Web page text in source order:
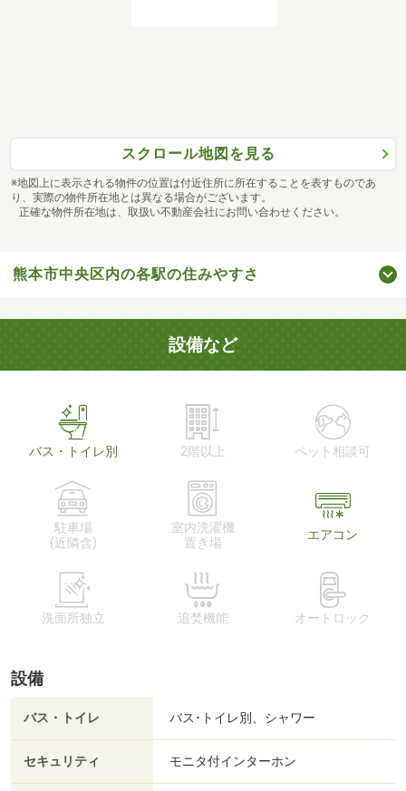
スクロール地図を見る
※地図上に表示される物件の位置は付近住所に所在することを表すものであ
り、実際の物件所在地とは異なる場合がございます。
正確な物件所在地は、取扱い不動産会社にお問い合わせください。
熊本市中央区内の各駅の住みやすさ
設備など
バス・トイレ別 2階以上 ペット相談可
駐車場
(近隣含)
室内洗濯機
置き場
エアコン
洗面所独立 追焚機能 オートロック
設備
バス・トイレ バス･トイレ別、シャワー
セキュリティ モニタ付インターホン